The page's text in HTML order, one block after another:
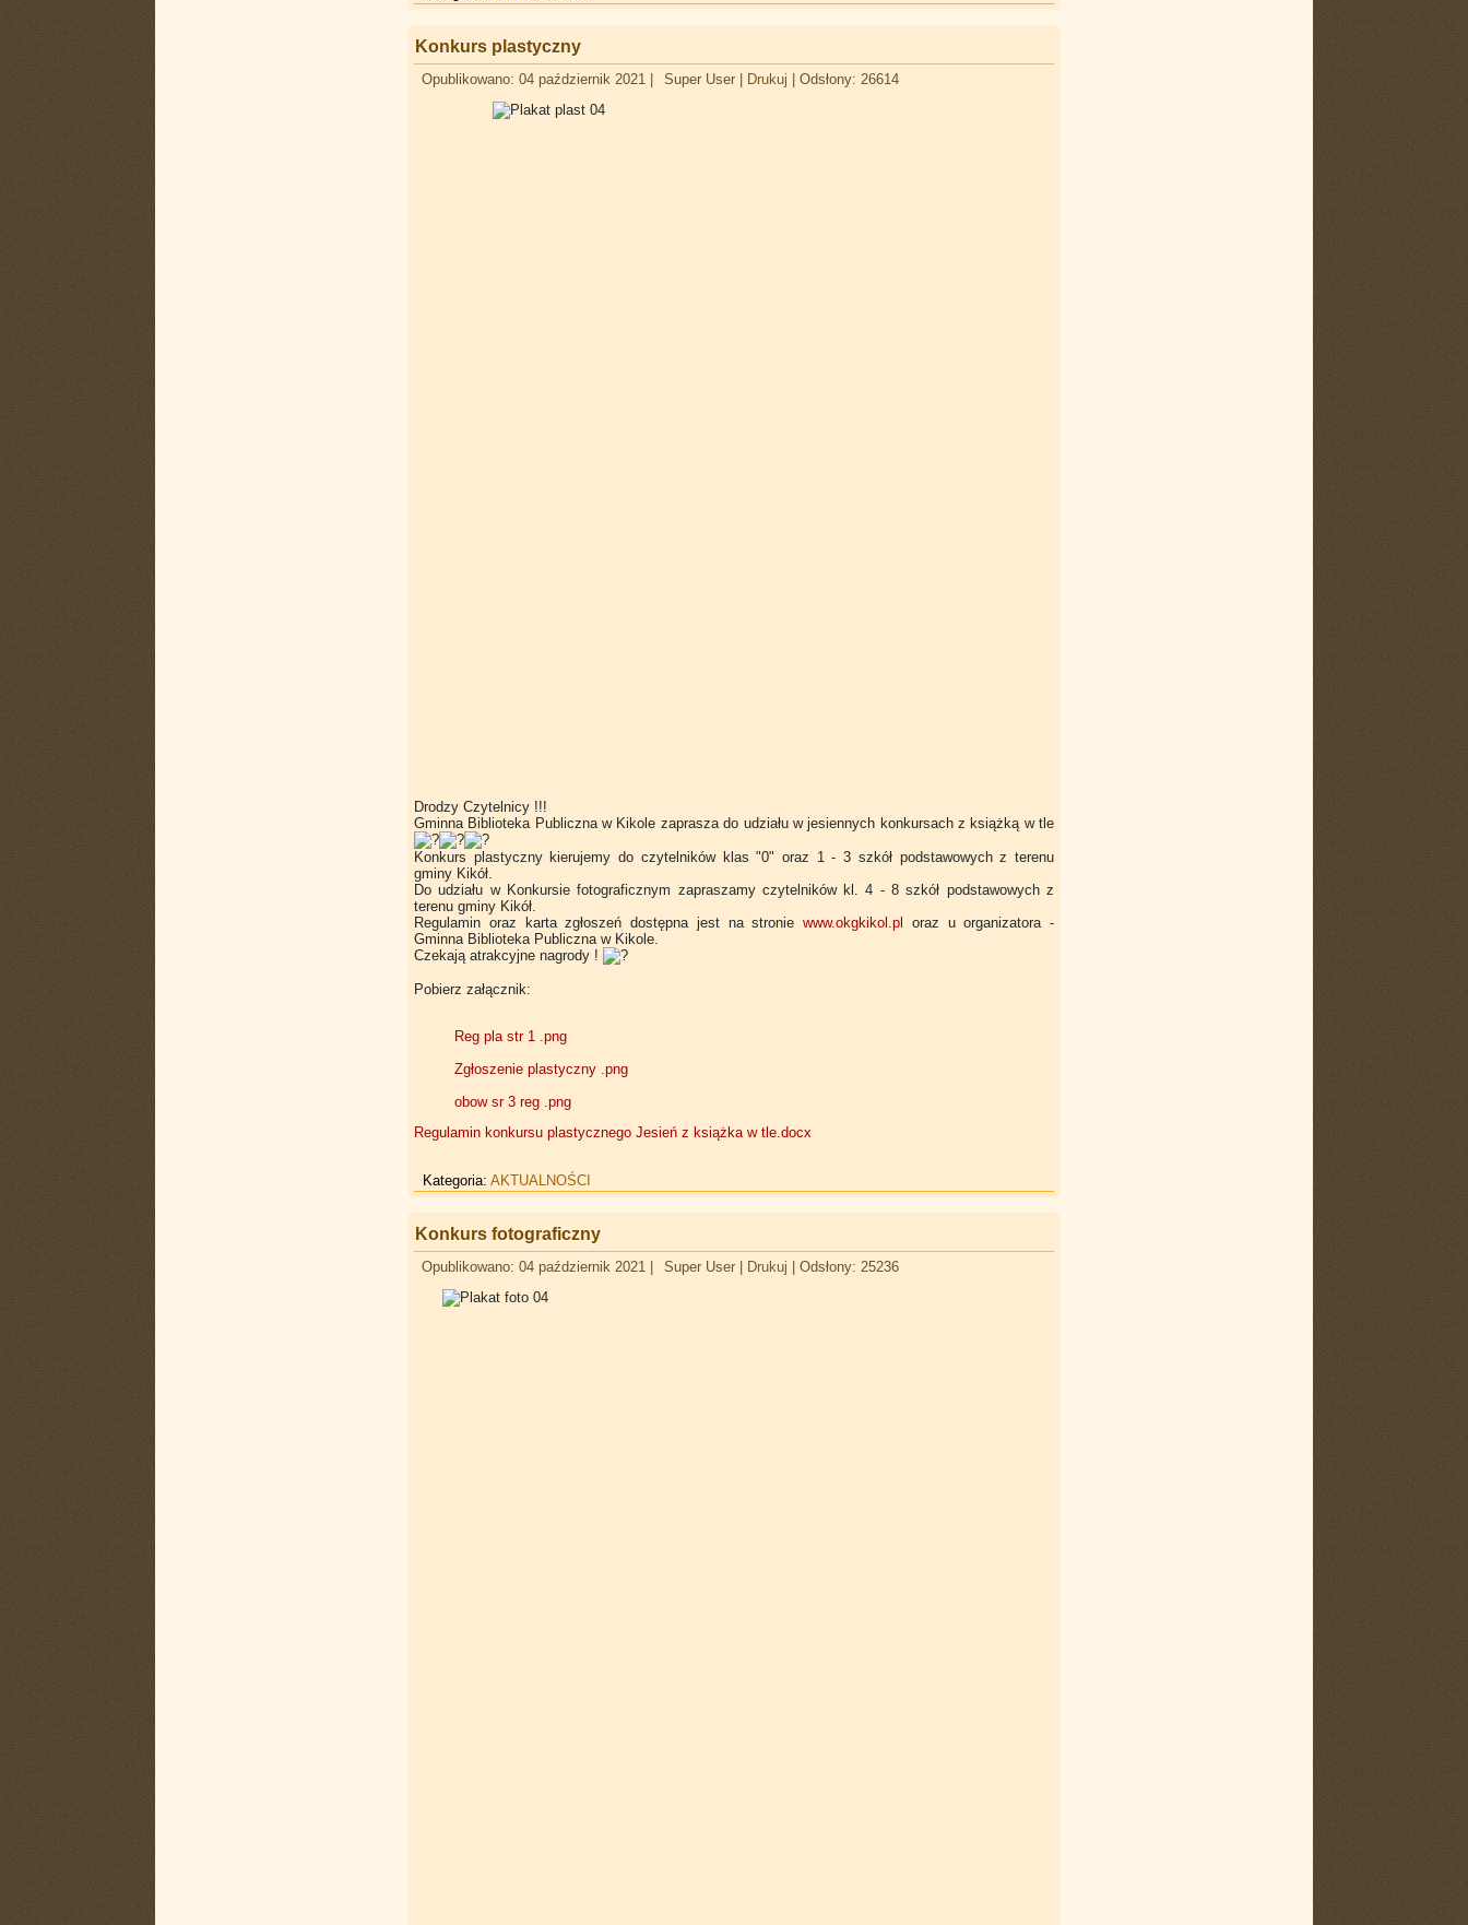
Konkurs plastyczny
Opublikowano: 04 październik 2021 Super User Drukuj Odsłony: 26614
Drodzy Czytelnicy !!!
Gminna Biblioteka Publiczna w Kikole zaprasza do udziału w jesiennych konkursach z książką w tle
Konkurs plastyczny kierujemy do czytelników klas "0" oraz 1 - 3 szkół podstawowych z terenu
gminy Kikół.
Do udziału w Konkursie fotograficznym zapraszamy czytelników kl. 4 - 8 szkół podstawowych z
terenu gminy Kikół.
Regulamin oraz karta zgłoszeń dostępna jest na stronie www.okgkikol.pl
oraz u organizatora -
Gminna Biblioteka Publiczna w Kikole.
Czekają atrakcyjne nagrody !
Pobierz załącznik:
Reg pla str 1 .png
Zgłoszenie plastyczny .png
obow sr 3 reg .png
Regulamin konkursu plastycznego Jesień z książka w tle.docx
Kategoria: AKTUALNOŚCI
Konkurs fotograficzny
Opublikowano: 04 październik 2021 Super User Drukuj Odsłony: 25236